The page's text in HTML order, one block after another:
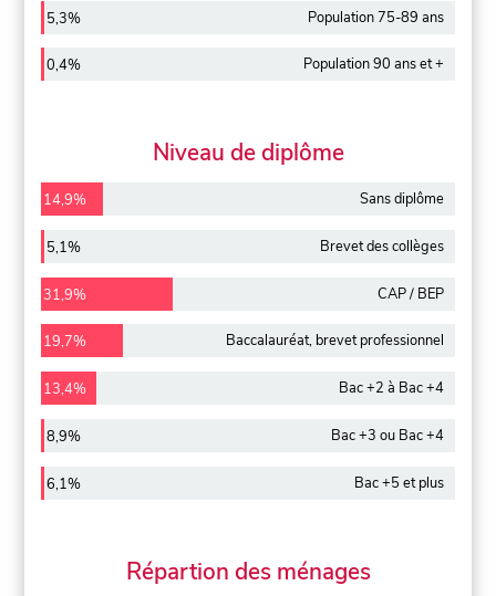
5,3% Population 75-89 ans
0,4% Population 90 ans et +
Niveau de diplôme
14,9% Sans diplôme
5,1% Brevet des collèges
31,9% CAP / BEP
19,7% Baccalauréat, brevet professionnel
13,4% Bac +2 à Bac +4
8,9% Bac +3 ou Bac +4
6,1% Bac +5 et plus
Répartion des ménages